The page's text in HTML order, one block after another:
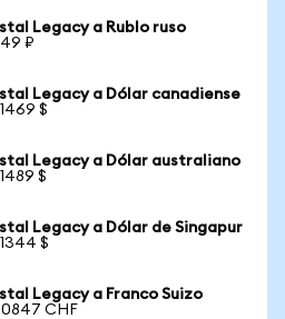
Legacy a Rublo ruso
₽
Legacy a Dólar canadiense
$
Legacy a Dólar australiano
$
Legacy a Dólar de Singapur
$
Legacy a Franco Suizo
CHF